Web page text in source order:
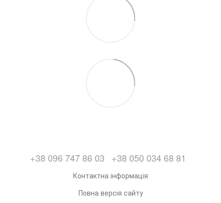
+38 096 747 86 03 +38 050 034 68 81
Контактна інформація
Повна версія сайту